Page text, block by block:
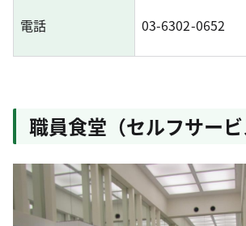
電話 03-6302-0652
職員食堂（セルフサービ